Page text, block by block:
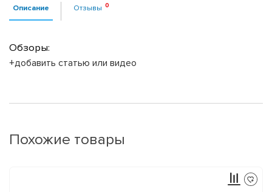
Описание Отзывы
Обзоры:
+добавить статью или видео
Похожие товары